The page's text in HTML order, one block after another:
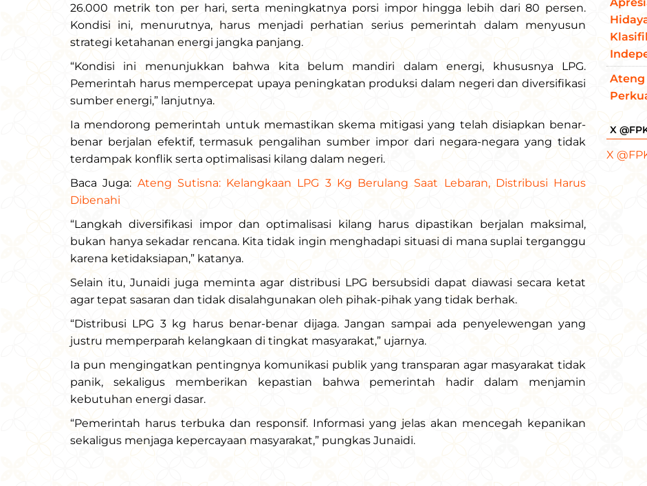
26.000 metrik ton per hari, serta meningkatnya porsi impor hingga lebih dari 80 persen.
Kondisi ini, menurutnya, harus menjadi perhatian serius pemerintah dalam menyusun
strategi ketahanan energi jangka panjang.
“Kondisi ini menunjukkan bahwa kita belum mandiri dalam energi, khususnya LPG.
Pemerintah harus mempercepat upaya peningkatan produksi dalam negeri dan diversifikasi
sumber energi,” lanjutnya.
Ia mendorong pemerintah untuk memastikan skema mitigasi yang telah disiapkan benar-
benar berjalan efektif, termasuk pengalihan sumber impor dari negara-negara yang tidak
terdampak konflik serta optimalisasi kilang dalam negeri.
Baca Juga: Ateng Sutisna: Kelangkaan LPG 3 Kg Berulang Saat Lebaran, Distribusi Harus
Dibenahi
“Langkah diversifikasi impor dan optimalisasi kilang harus dipastikan berjalan maksimal,
bukan hanya sekadar rencana. Kita tidak ingin menghadapi situasi di mana suplai terganggu
karena ketidaksiapan,” katanya.
Selain itu, Junaidi juga meminta agar distribusi LPG bersubsidi dapat diawasi secara ketat
agar tepat sasaran dan tidak disalahgunakan oleh pihak-pihak yang tidak berhak.
“Distribusi LPG 3 kg harus benar-benar dijaga. Jangan sampai ada penyelewengan yang
justru memperparah kelangkaan di tingkat masyarakat,” ujarnya.
Ia pun mengingatkan pentingnya komunikasi publik yang transparan agar masyarakat tidak
panik, sekaligus memberikan kepastian bahwa pemerintah hadir dalam menjamin
kebutuhan energi dasar.
“Pemerintah harus terbuka dan responsif. Informasi yang jelas akan mencegah kepanikan
sekaligus menjaga kepercayaan masyarakat,” pungkas Junaidi.
Ateng
X
X